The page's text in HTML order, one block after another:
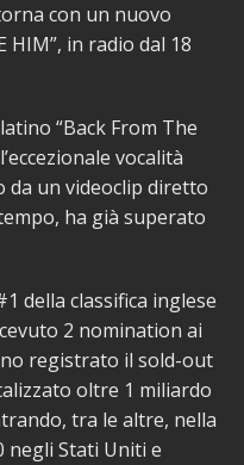
con un nuovo
HIM”, in radio dal 18
“Back From The
vocalità
da un videoclip diretto
ha già superato
della classifica inglese
2 nomination ai
registrato il sold-out
oltre 1 miliardo
tra le altre, nella
negli Stati Uniti e